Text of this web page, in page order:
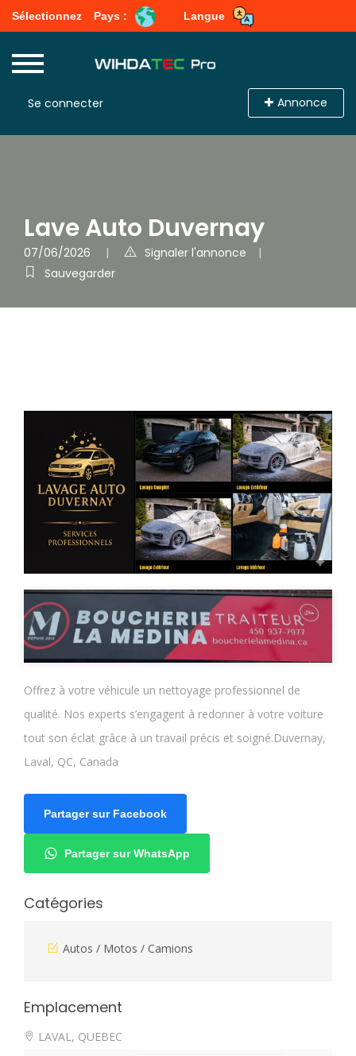
Sélectionnez Pays : Langue
Se connecter Annonce
Lave Auto Duvernay
07/06/2026
Signaler l'annonce
Sauvegarder
Offrez à votre véhicule un nettoyage professionnel de
qualité. Nos experts s’engagent à redonner à votre voiture
tout son éclat grâce à un travail précis et soigné.Duvernay,
Laval, QC, Canada
Partager sur Facebook
Partager sur WhatsApp
Catégories
Autos / Motos / Camions
Emplacement
LAVAL, QUEBEC